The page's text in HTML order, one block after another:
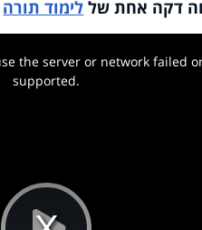
דקה אחת של לימוד תורה
the server or network failed
supported.